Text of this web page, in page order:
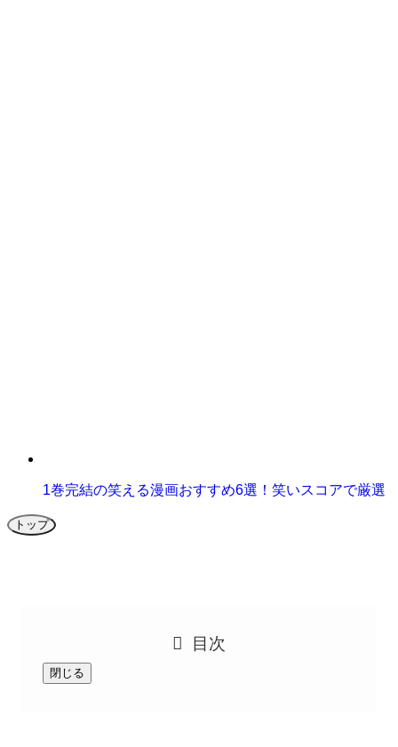
1巻完結の笑える漫画おすすめ6選！笑いスコアで厳選
トップ
目次
閉じる